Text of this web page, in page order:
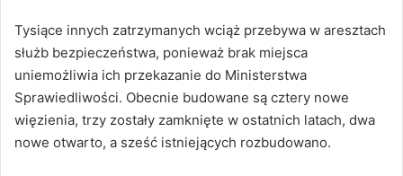
Tysiące innych zatrzymanych wciąż przebywa w aresztach
służb bezpieczeństwa, ponieważ brak miejsca
uniemożliwia ich przekazanie do Ministerstwa
Sprawiedliwości. Obecnie budowane są cztery nowe
więzienia, trzy zostały zamknięte w ostatnich latach, dwa
nowe otwarto, a sześć istniejących rozbudowano.